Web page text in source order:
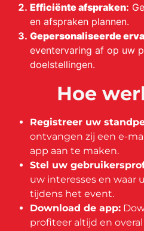
Efficiënte afspraken:
en afspraken plannen.
Gepersonaliseerde
eventervaring af op uw
doelstellingen.
Hoe
Registreer uw
ontvangen zij een e-
app aan te maken.
Stel uw
uw interesses en waar
tijdens het event.
Download de app:
profiteer altijd en